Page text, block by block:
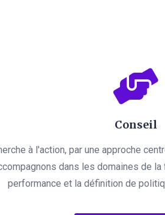
Conseil
à l'action, par une approche
dans les domaines de
performance et la définition de